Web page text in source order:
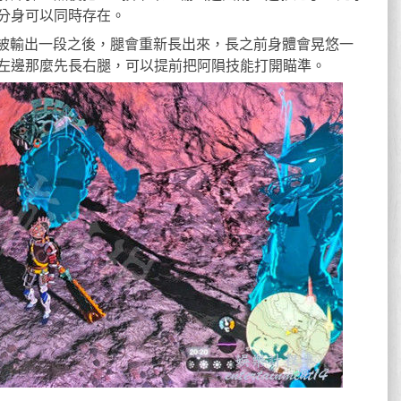
身可以同時存在。
輸出一段之後，腿會重新長出來，長之前身體會晃悠一
邊那麼先長右腿，可以提前把阿隕技能打開瞄準。